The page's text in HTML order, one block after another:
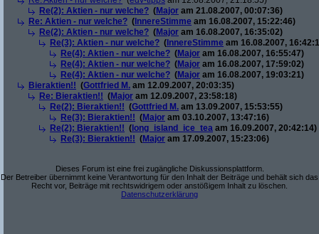
Re(2): Aktien - nur welche? (Major am 21.08.2007, 00:07:36)
Re: Aktien - nur welche? ( InnereStimme am 16.08.2007, 15:22:46)
Re(2): Aktien - nur welche? (Major am 16.08.2007, 16:35:02)
Re(3): Aktien - nur welche? ( InnereStimme am 16.08.2007,
Re(4): Aktien - nur welche? (Major am 16.08.2007, 16:55:47)
Re(4): Aktien - nur welche? (Major am 16.08.2007, 17:59:02)
Re(4): Aktien - nur welche? (Major am 16.08.2007, 19:03:21)
Bieraktien!! (Gottfried M. am 12.09.2007, 20:03:35)
Re: Bieraktien!! (Major am 12.09.2007, 23:58:18)
Re(2): Bieraktien!! (Gottfried M. am 13.09.2007, 15:53:55)
Re(3): Bieraktien!! (Major am 03.10.2007, 13:47:16)
Re(2): Bieraktien!! ( long_island_ice_tea am 16.09.2007, 20:42:14)
Re(3): Bieraktien!! (Major am 17.09.2007, 15:23:06)
Dieses Forum ist eine frei zugängliche Diskussionsplattform.
Der Betreiber übernimmt keine Verantwortung für den Inhalt der Beiträge und behält sich das
Recht vor, Beiträge mit rechtswidrigem oder anstößigem Inhalt zu löschen.
Datenschutzerklärung